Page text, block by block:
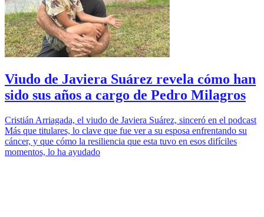
Viudo de Javiera Suárez revela cómo han
sido sus años a cargo de Pedro Milagros
Cristián Arriagada, el viudo de Javiera Suárez, sinceró en el podcast
Más que titulares, lo clave que fue ver a su esposa enfrentando su
cáncer, y que cómo la resiliencia que esta tuvo en esos difíciles
momentos, lo ha ayudado